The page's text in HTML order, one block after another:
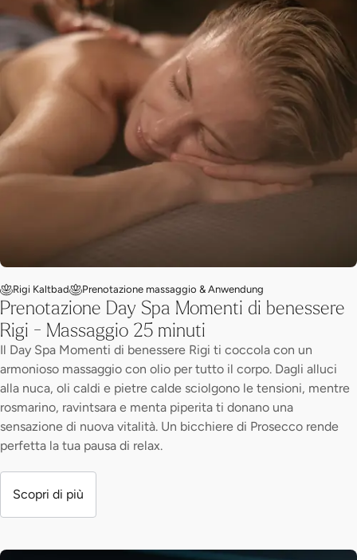
Rigi Kaltbad Prenotazione massaggio & Anwendung
Prenotazione Day Spa Momenti di benessere
Rigi - Massaggio 25 minuti
Il Day Spa Momenti di benessere Rigi ti coccola con un
armonioso massaggio con olio per tutto il corpo. Dagli alluci
alla nuca, oli caldi e pietre calde sciolgono le tensioni, mentre
rosmarino, ravintsara e menta piperita ti donano una
sensazione di nuova vitalità. Un bicchiere di Prosecco rende
perfetta la tua pausa di relax.
Scopri di più